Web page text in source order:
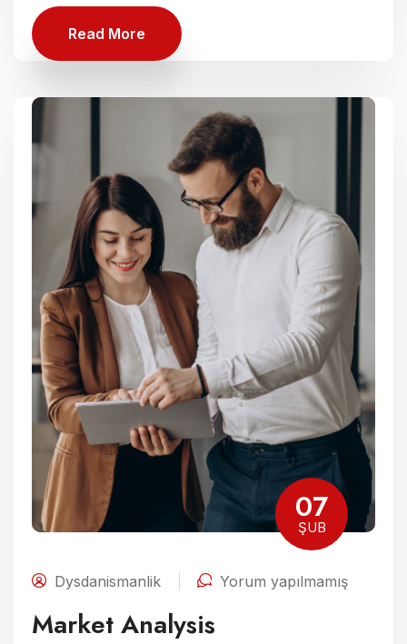
Read More
07
ŞUB
Dysdanismanlik Yorum yapılmamış
Market Analysis